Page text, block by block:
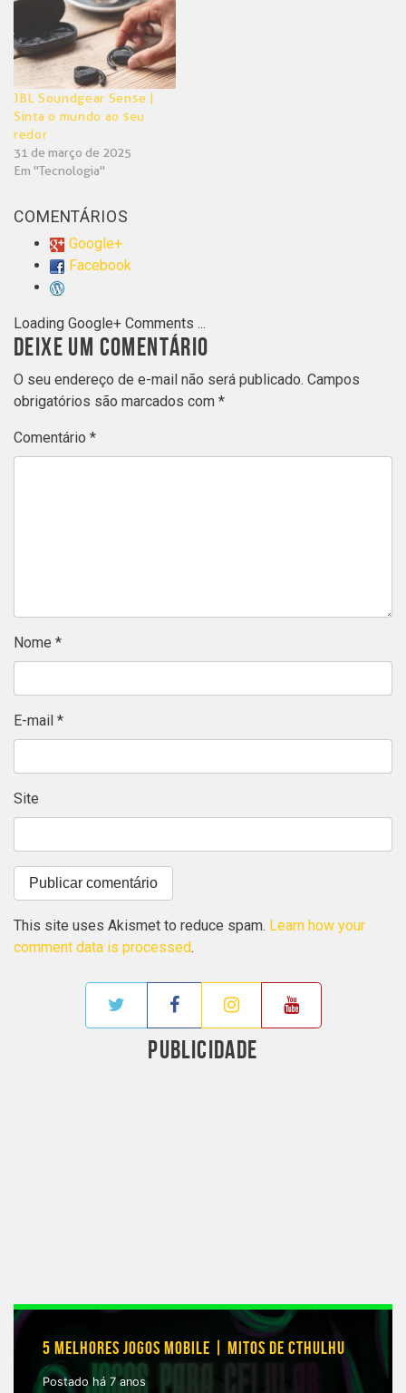
JBL Soundgear Sense |
Sinta o mundo ao seu
redor
31 de março de 2025
Em "Tecnologia"
COMENTÁRIOS
Google+
Facebook
Loading Google+ Comments ...
DEIXE UM COMENTÁRIO
O seu endereço de e-mail não será publicado. Campos
obrigatórios são marcados com *
Comentário *
Nome *
E-mail *
Site
This site uses Akismet to reduce spam. Learn how your
comment data is processed.
PUBLICIDADE
5 MELHORES JOGOS MOBILE | MITOS DE CTHULHU
Postado há 7 anos